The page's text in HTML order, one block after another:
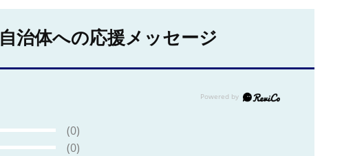
自治体への応援メッセージ
(0)
(0)